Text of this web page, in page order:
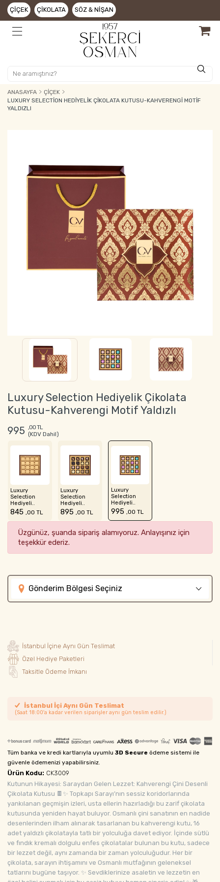
ÇIÇEK ÇIKOLATA SÖZ & NIŞAN
ANASAYFA
ÇIÇEK
LUXURY SELECTION HEDIYELIK ÇIKOLATA KUTUSU-KAHVERENGI MOTIF
YALDIZLI
Luxury Selection Hediyelik Çikolata
Kutusu-Kahverengi Motif Yaldızlı
995 ,00 TL
(KDV Dahil)
Luxury
Selection
Hediyeli..
845 ,00 TL
Luxury
Selection
Hediyeli..
895 ,00 TL
Luxury
Selection
Hediyeli..
995 ,00 TL
Üzgünüz, şuanda sipariş alamıyoruz. Anlayışınız için
teşekkür ederiz.
Gönderim Bölgesi Seçiniz
İstanbul İçine Aynı Gün Teslimat
Özel Hediye Paketleri
Taksitle Ödeme İmkanı
İstanbul İçi Aynı Gün Teslimat
(Saat 18:00'a kadar verilen siparişler aynı gün teslim edilir.)
Tüm banka ve kredi kartlarıyla uyumlu 3D Secure ödeme sistemi ile
güvenle ödemenizi yapabilirsiniz.
Ürün Kodu: CK3009
Kutunun Hikayesi: Saraydan Gelen Lezzet: Kahverengi Çini Desenli
Çikolata Kutusu 🍫✨ Topkapı Sarayı’nın sessiz koridorlarında
yankılanan geçmişin izleri, usta ellerin hazırladığı bu zarif çikolata
kutusunda yeniden hayat buluyor. Osmanlı çini sanatının en nadide
desenlerinden ilham alınarak tasarlanan bu kahverengi kutu, 16
adet yaldızlı çikolatayla tatlı bir yolculuğa davet ediyor. İçinde sütlü
ve fındık kremalı dolgulu enfes çikolatalar bulunan bu kutu, sadece
bir lezzet değil, aynı zamanda bir zaman yolculuğudur. Her bir
çikolata, sarayın ihtişamını ve Osmanlı mutfağının geleneksel
tatlarını bugüne taşıyor. ✨ Sevdiklerinize asaletin ve lezzetin en